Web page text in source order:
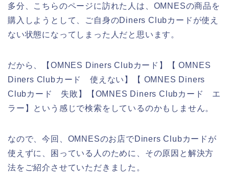
多分、こちらのページに訪れた人は、OMNESの商品を
購入しようとして、ご自身のDiners Clubカードが使え
ない状態になってしまった人だと思います。
だから、【OMNES Diners Clubカード】【 OMNES
Diners Clubカード 使えない】【 OMNES Diners
Clubカード 失敗】【OMNES Diners Clubカード エ
ラー】という感じで検索をしているのかもしません。
なので、今回、OMNESのお店でDiners Clubカードが
使えずに、困っている人のために、その原因と解決方
法をご紹介させていただきました。